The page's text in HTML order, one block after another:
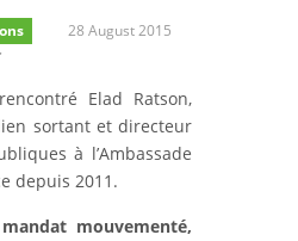
28 August 2015
Elad Ratson,
sortant et directeur
à l’Ambassade
depuis 2011.
mouvementé,